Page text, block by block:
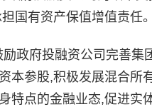
国有资产保值增值责任。
府投融资公司完善集
本参股,积极发展混合
特点的金融业态,促进